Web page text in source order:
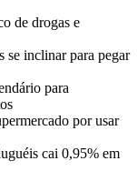
de drogas e
se inclinar para pegar
para
por usar
cai 0,95% em